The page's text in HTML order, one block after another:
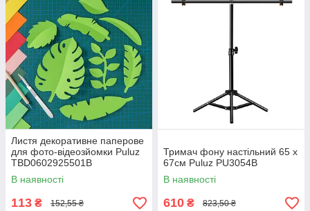
Листя декоративне паперове
для фото-відеозйомки Puluz
TBD0602925501B
В наявності
113 ₴ 152,55 ₴
Тримач фону настільний 65 x
67см Puluz PU3054B
В наявності
610 ₴ 823,50 ₴